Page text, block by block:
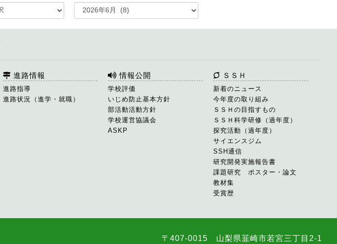
進路情報
進路指導
進路状況（進学・就職）
情報公開
学校評価
いじめ防止基本方針
部活動活動方針
学校運営協議会
ASKP
ＳＳＨ
新着のニュース
今年度の取り組み
ＳＳＨの目指すもの
ＳＳＨ科学研修（過年度）
探究活動（過年度）
サイエンスジム
SSH通信
研究開発実施報告書
課題研究 ポスター・論文
教材集
受賞歴
〒407-0015 山梨県韮崎市若宮三丁目2-1